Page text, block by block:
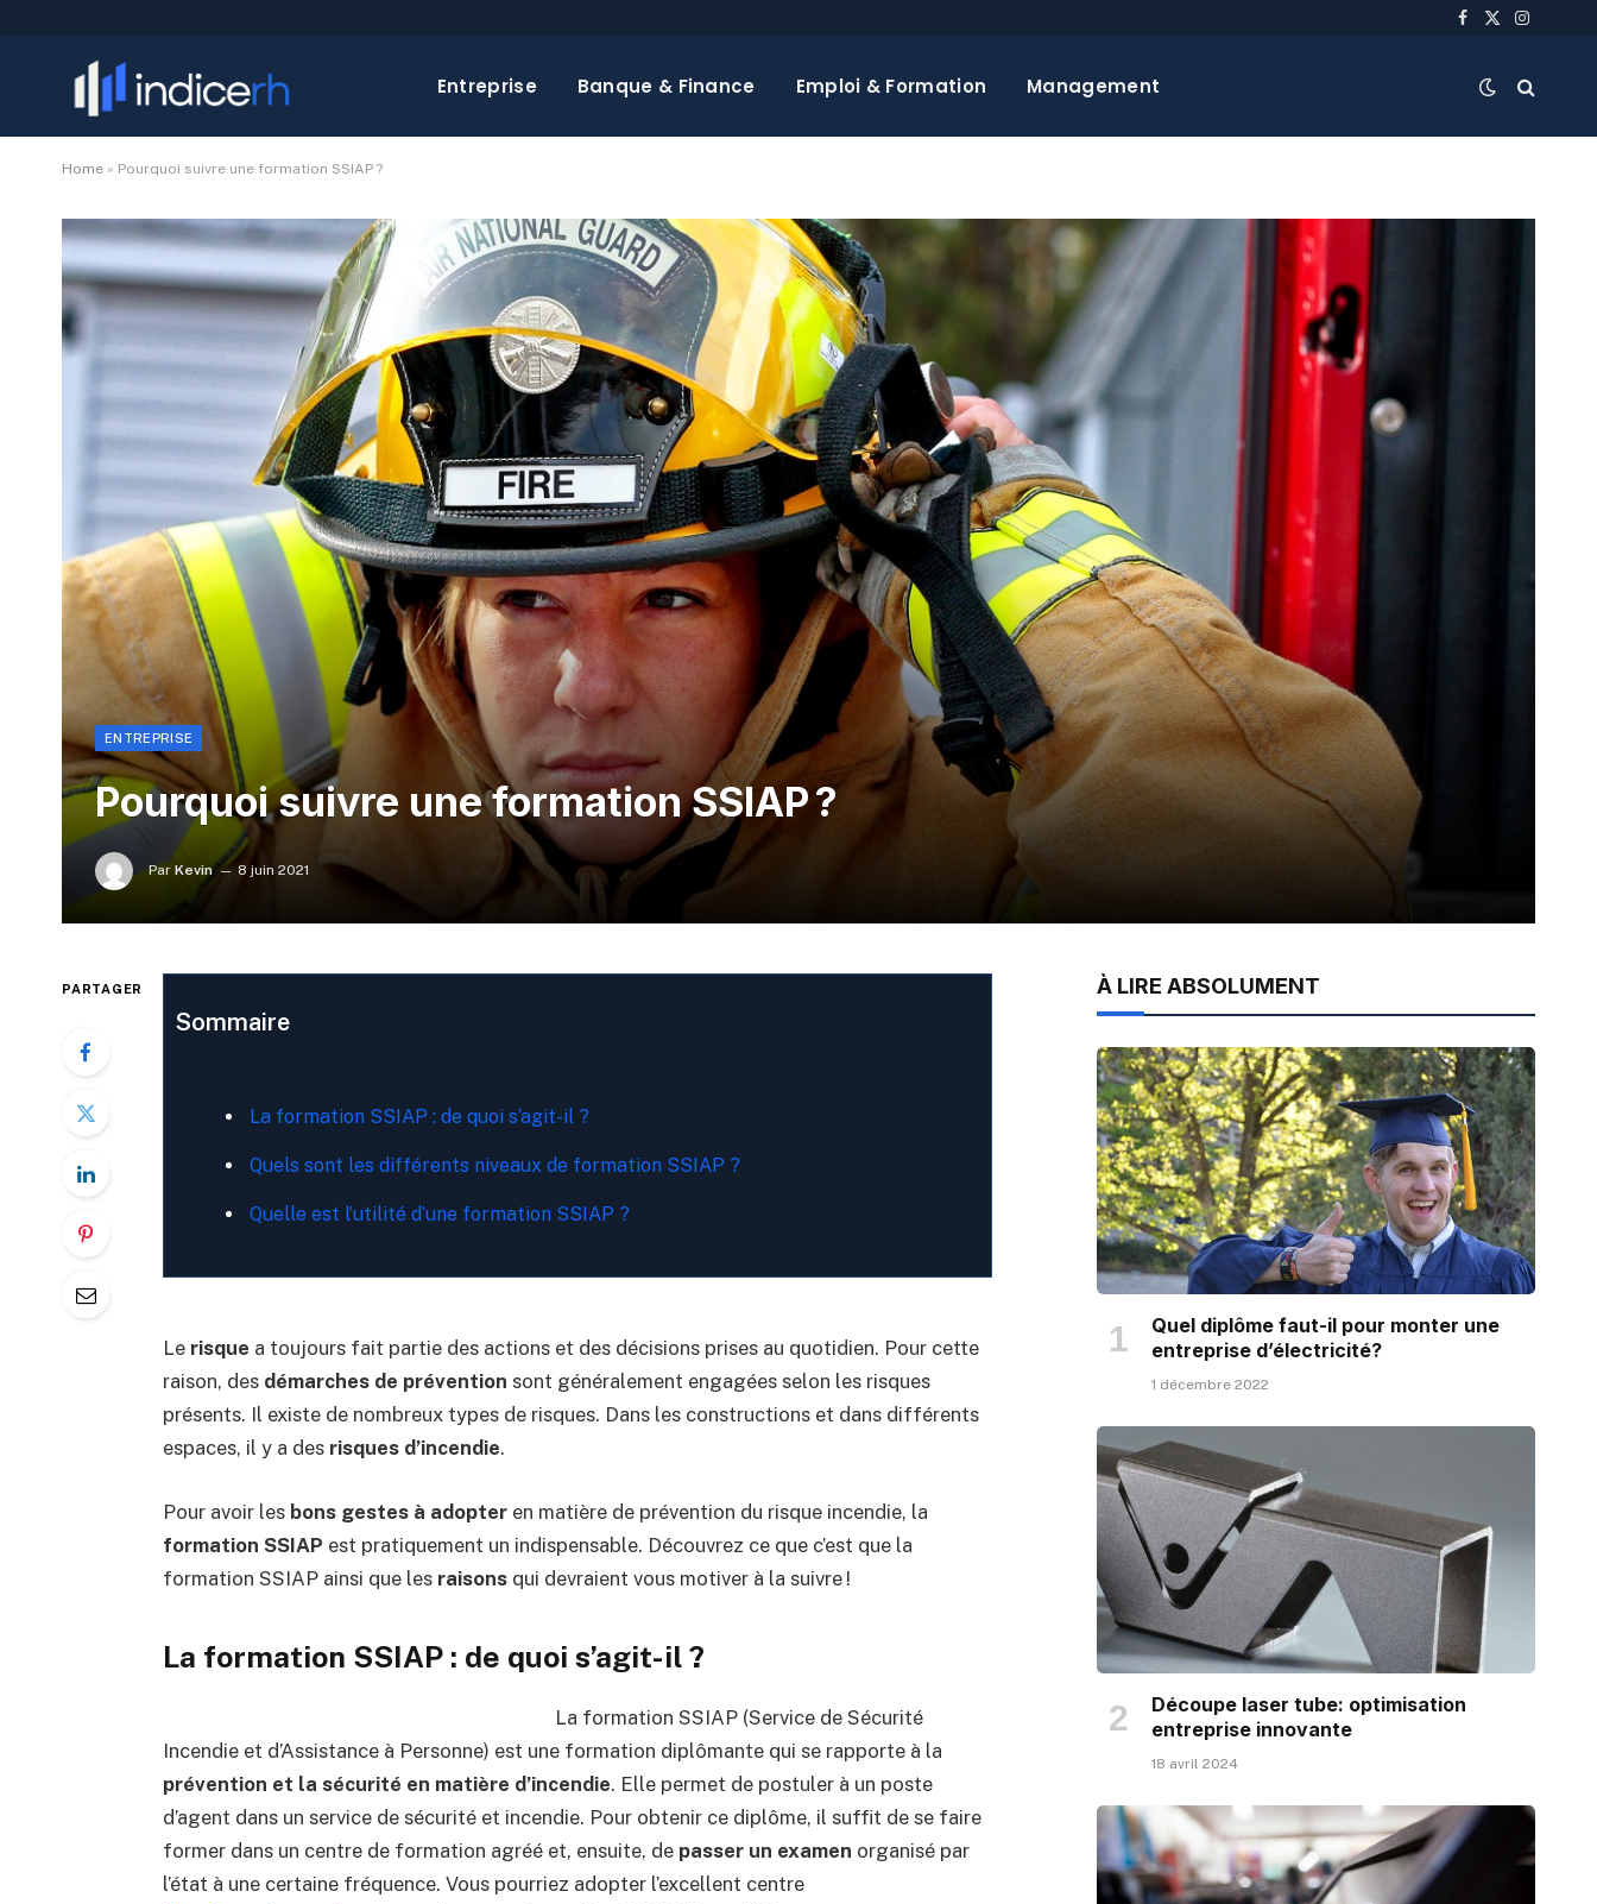
Facebook
X
Entreprise Banque & Finance Emploi & Formation Management
Home » Pourquoi suivre une formation SSIAP ?
ENTREPRISE
Pourquoi suivre une formation SSIAP ?
Par Kevin 8 juin 2021
PARTAGER
Sommaire
La formation SSIAP : de quoi s’agit-il ?
Quels sont les différents niveaux de formation SSIAP ?
Quelle est l’utilité d’une formation SSIAP ?
Le risque a toujours fait partie des actions et des décisions prises au quotidien. Pour cette
raison, des démarches de prévention sont généralement engagées selon les risques
présents. Il existe de nombreux types de risques. Dans les constructions et dans différents
espaces, il y a des risques d’incendie.
Pour avoir les bons gestes à adopteren matière de prévention du risque incendie, la
formation SSIAP est pratiquement un indispensable. Découvrez ce que c’est que la
formation SSIAP ainsi que les raisonsqui devraient vous motiver à la suivre !
La formation SSIAP : de quoi s’agit-il ?
La formation SSIAP (Service de Sécurité
Incendie et d’Assistance à Personne) est une formation diplômante qui se rapporte à la
prévention et la sécurité en matière d’incendie. Elle permet de postuler à un poste
d’agent dans un service de sécurité et incendie. Pour obtenir ce diplôme, il suffit de se faire
former dans un centre de formation agréé et, ensuite, de passer un examen organisé par
l’état à une certaine fréquence. Vous pourriez adopter l’excellent centre
À LIRE ABSOLUMENT
Quel diplôme faut-il pour monter une
entreprise d’électricité?
1 décembre 2022
Découpe laser tube: optimisation
entreprise innovante
18 avril 2024